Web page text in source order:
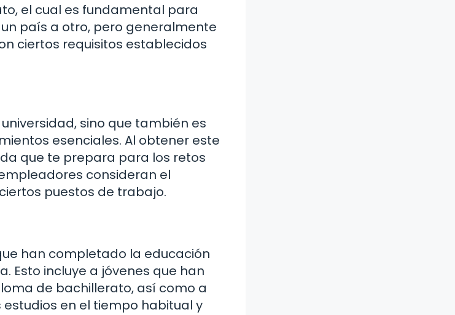
el cual es fundamental para
país a otro, pero generalmente
ciertos requisitos establecidos
sino que también es
esenciales. Al obtener este
que te prepara para los retos
consideran el
puestos de trabajo.
han completado la educación
Esto incluye a jóvenes que han
de bachillerato, así como a
en el tiempo habitual y